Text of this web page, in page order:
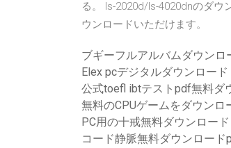
る。 ls-2020d/ls-4020dnのダ
ウンロードいただけます。
ブギーフルアルバムダウンロ
Elex pcデジタルダウンロード
公式toefl ibtテストpdf無料ダ
無料のCPUゲームをダウンロ
PC用の十戒無料ダウンロード
コード静脈無料ダウンロード